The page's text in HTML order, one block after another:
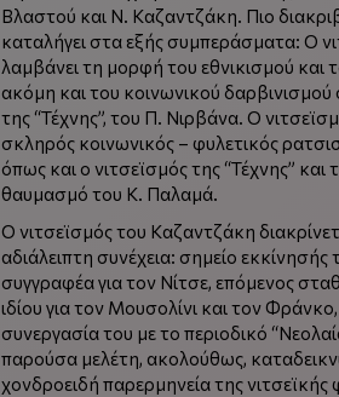
Βλαστού και Ν. Καζαντζάκη. Πιο
καταλήγει στα εξής συμπεράσματα: Ο
λαμβάνει τη μορφή του εθνικισμού και
ακόμη και του κοινωνικού
της “Τέχνης”, του Π. Νιρβάνα. Ο
σκληρός κοινωνικός – φυλετικός
όπως και ο νιτσεϊσμός της “Τέχνης” και
θαυμασμό του Κ. Παλαμά.
Ο νιτσεϊσμός του Καζαντζάκη
αδιάλειπτη συνέχεια: σημείο εκκίνησής
συγγραφέα για τον Νίτσε, επόμενος
ιδίου για τον Μουσολίνι και τον
συνεργασία του με το περιοδικό
παρούσα μελέτη, ακολούθως,
χονδροειδή παρερμηνεία της